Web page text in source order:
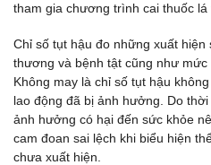
tham gia chương trình cai thuốc
Chỉ số tụt hậu đo những xuất
thương và bệnh tật cũng như mức
Không may là chỉ số tụt hậu
lao động đã bị ảnh hưởng. Do
ảnh hưởng có hại đến sức khỏe
cam đoan sai lệch khi biểu hiện
chưa xuất hiện.